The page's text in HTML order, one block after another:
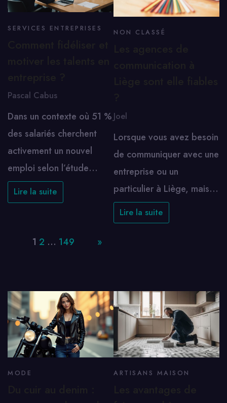
SERVICES ENTREPRISES
Pascal Cabus
Dans un contexte où 51 %
des salariés cherchent
activement un nouvel
emploi selon l’étude…
Lire la suite
NON CLASSÉ
Joel
Lorsque vous avez besoin
de communiquer avec une
entreprise ou un
particulier à Liège, mais…
Lire la suite
1 2 … 149 »
MODE ARTISANS MAISON